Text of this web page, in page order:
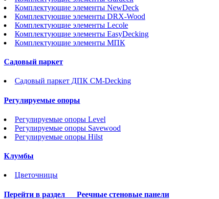
Комплектующие элементы NewDeck
Комплектующие элементы DRX-Wood
Комплектующие элементы Lecole
Комплектующие элементы EasyDecking
Комплектующие элементы МПК
Садовый паркет
Садовый паркет ДПК CM-Decking
Регулируемые опоры
Регулируемые опоры Level
Регулируемые опоры Savewood
Регулируемые опоры Hilst
Клумбы
Цветочницы
Перейти в раздел Реечные стеновые панели